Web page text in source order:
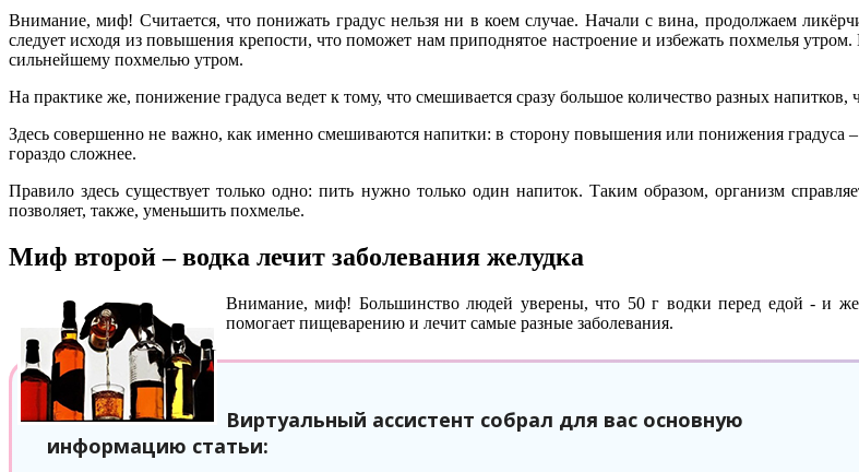
Внимание, миф! Считается, что понижать градус нельзя ни в коем случае. Начали с вина, продолжаем
следует исходя из повышения крепости, что поможет нам приподнятое настроение и избежать похмелья
сильнейшему похмелью утром.
На практике же, понижение градуса ведет к тому, что смешивается сразу большое количество разных напитков,
Здесь совершенно не важно, как именно смешиваются напитки: в сторону повышения или понижения градуса –
гораздо сложнее.
Правило здесь существует только одно: пить нужно только один напиток. Таким образом, организм
позволяет, также, уменьшить похмелье.
Миф второй – водка лечит заболевания желудка
Внимание, миф! Большинство людей уверены, что 50 г водки перед едой - и
помогает пищеварению и лечит самые разные заболевания.
Виртуальный ассистент собрал для вас основную
информацию статьи: